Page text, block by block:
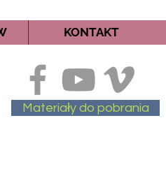
KONTAKT
Materiały do pobrania